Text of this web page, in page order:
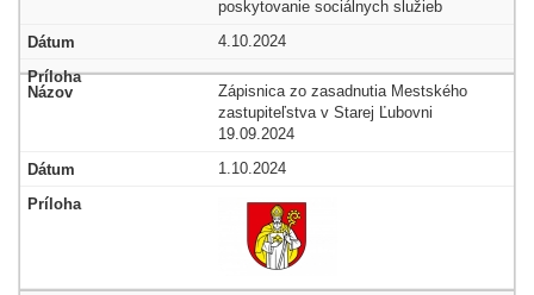
poskytovanie sociálnych služieb
4.10.2024
Zápisnica zo zasadnutia Mestského
zastupiteľstva v Starej Ľubovni
19.09.2024
1.10.2024